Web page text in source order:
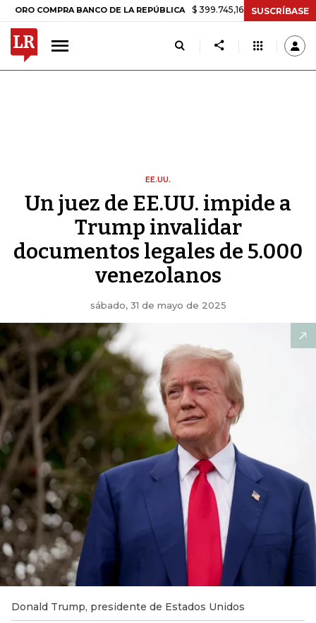
BANCO DE LA REPÚBLICA $ 399.745,16 +$ 2.295,71 +0,58%
SUSCRÍBASE
EE.UU.
Un juez de EE.UU. impide a
Trump invalidar
documentos legales de 5.000
venezolanos
sábado, 31 de mayo de 2025
Donald Trump, presidente de Estados Unidos